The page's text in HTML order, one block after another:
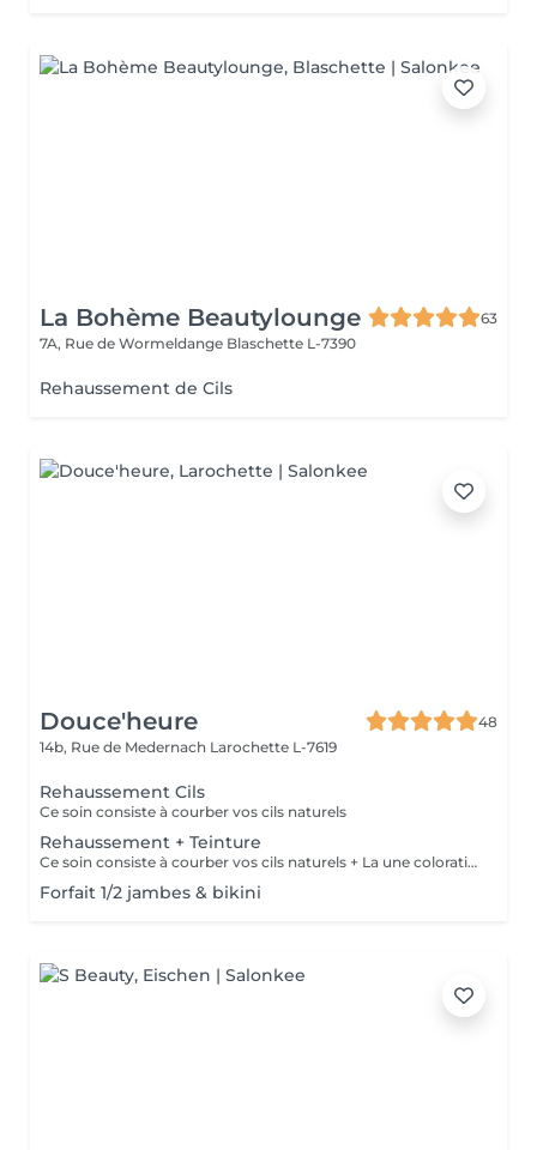
La Bohème Beautylounge
63
7A, Rue de Wormeldange Blaschette L-7390
Rehaussement de Cils
Douce'heure
48
14b, Rue de Medernach Larochette L-7619
Rehaussement Cils
Ce soin consiste à courber vos cils naturels
Rehaussement + Teinture
Ce soin consiste à courber vos cils naturels + La une coloration des cils
Forfait 1/2 jambes & bikini